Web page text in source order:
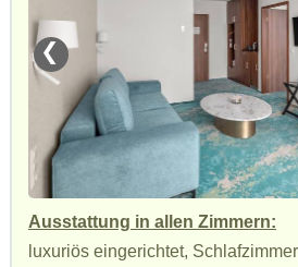
❮
Ausstattung in allen Zimmern:
luxuriös eingerichtet,